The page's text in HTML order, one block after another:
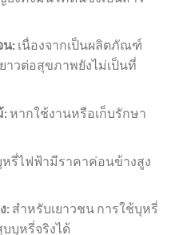
น:เนื่องจากเป็นผลิตภัณฑ์
าวต่อสุขภาพยังไม่เป็นที่
:หากใช้งานหรือเก็บรักษา
รี่ไฟฟ้ามีราคาค่อนข้างสูง
:สำหรับเยาวชน การใช้บุหรี่
บุหรี่จริงได้